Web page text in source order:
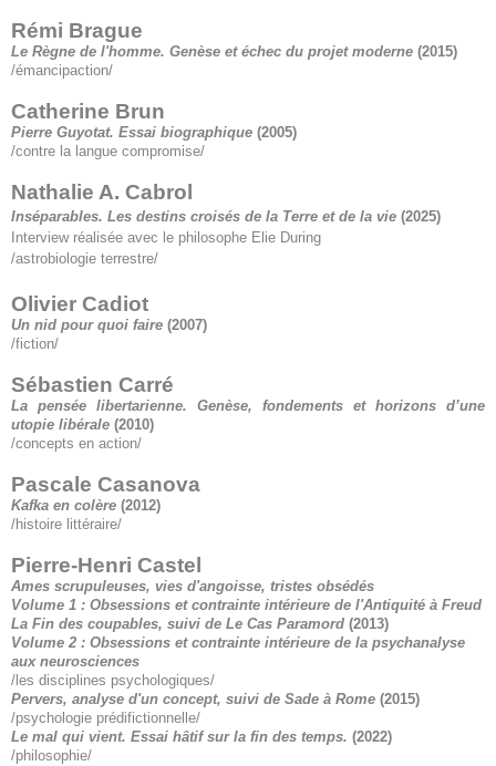
Rémi Brague
Le Règne de l'homme. Genèse et échec du projet moderne (2015)
/émancipaction/
Catherine Brun
Pierre Guyotat. Essai biographique (2005)
/contre la langue compromise/
Nathalie A. Cabrol
Inséparables. Les destins croisés de la Terre et de la vie (2025)
Interview réalisée avec le philosophe Elie During
/astrobiologie terrestre/
Olivier Cadiot
Un nid pour quoi faire (2007)
/fiction/
Sébastien Carré
La pensée libertarienne. Genèse, fondements et horizons d’une
utopie libérale (2010)
/concepts en action/
Pascale Casanova
Kafka en colère (2012)
/histoire littéraire/
Pierre-Henri Castel
Ames scrupuleuses, vies d'angoisse, tristes obsédés
Volume 1 : Obsessions et contrainte intérieure de l'Antiquité à Freud
La Fin des coupables, suivi de Le Cas Paramord (2013)
Volume 2 : Obsessions et contrainte intérieure de la psychanalyse
aux neurosciences
/les disciplines psychologiques/
Pervers, analyse d'un concept, suivi de Sade à Rome (2015)
/psychologie prédifictionnelle/
Le mal qui vient. Essai hâtif sur la fin des temps. (2022)
/philosophie/